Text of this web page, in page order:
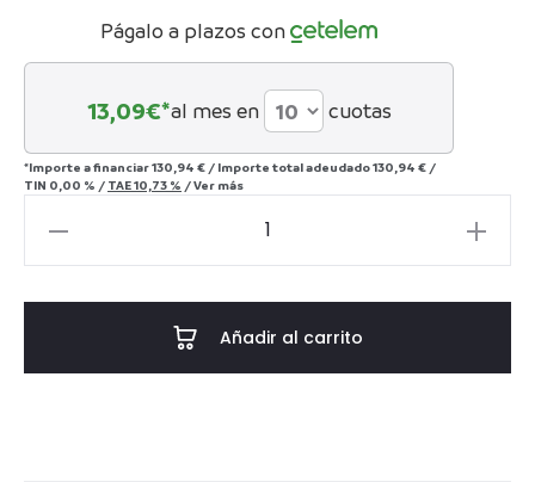
Págalo a plazos con
13,09€*al mes en cuotas
*Importe a financiar130,94 € / Importe total adeudado130,94 € /
TIN 0,00 % / TAE10,73 % /Ver más
Añadir al carrito